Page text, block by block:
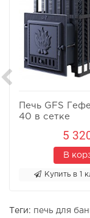
Печь GFS
40 в сетке
5
В
Купить в 1
Теги: печь для